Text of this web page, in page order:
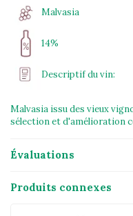
Malvasia
14%
Descriptif du vin:
Malvasia issu des vieux
sélection et d'amélioration
Évaluations
Produits connexes